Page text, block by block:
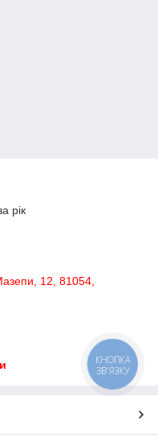
рік
12, 81054,
КНОПКА
ЗВ'ЯЗКУ